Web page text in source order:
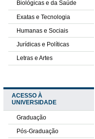
Biológicas e da Saúde
Exatas e Tecnologia
Humanas e Sociais
Jurídicas e Políticas
Letras e Artes
ACESSO À
UNIVERSIDADE
Graduação
Pós-Graduação